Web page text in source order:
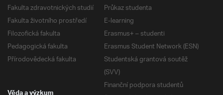
Fakulta zdravotnických studií
Fakulta životního prostředí
Filozofická fakulta
Pedagogická fakulta
Přírodovědecká fakulta
Průkaz studenta
E-learning
Erasmus+ – studenti
Erasmus Student Network (ESN)
Studentská grantová soutěž
(SVV)
Finanční podpora studentů